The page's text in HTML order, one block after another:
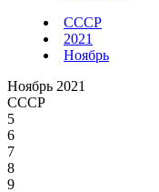
СССР
2021
Ноябрь
Ноябрь 2021
СССР
5
6
7
8
9